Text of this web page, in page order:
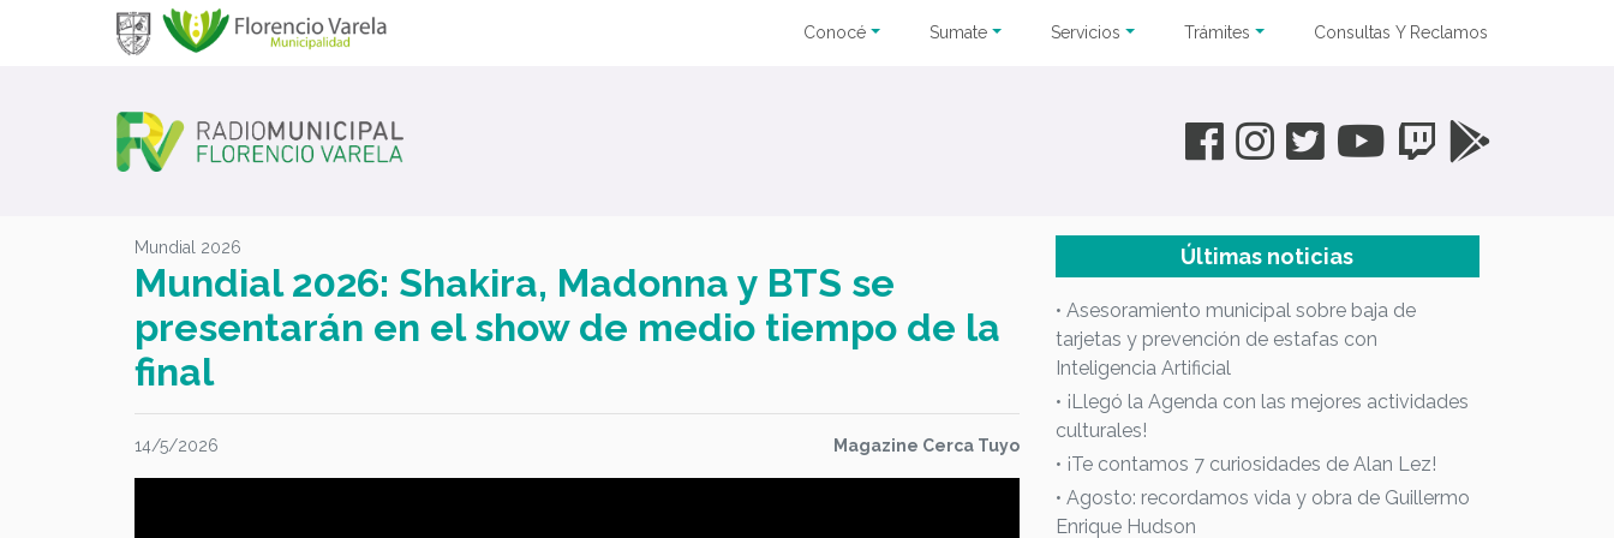
Conocé Sumate Servicios Trámites Consultas Y Reclamos
Mundial 2026
Mundial 2026: Shakira, Madonna y BTS se
presentarán en el show de medio tiempo de la
final
14/5/2026 Magazine Cerca Tuyo
Últimas noticias
• Asesoramiento municipal sobre baja de
tarjetas y prevención de estafas con
Inteligencia Artificial
• ¡Llegó la Agenda con las mejores actividades
culturales!
• ¡Te contamos 7 curiosidades de Alan Lez!
• Agosto: recordamos vida y obra de Guillermo
Enrique Hudson